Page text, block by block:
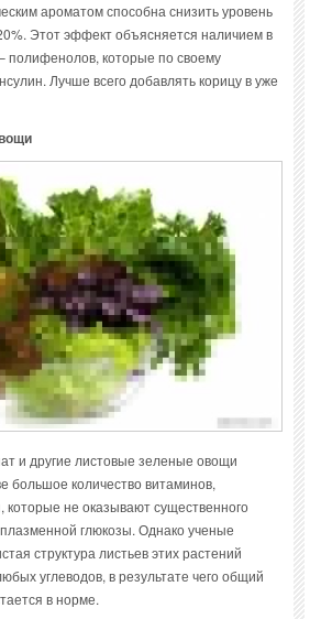
ароматом способна снизить уровень
Этот эффект объясняется наличием в
полифенолов, которые по своему
Лучше всего добавлять корицу в уже
и другие листовые зеленые овощи
большое количество витаминов,
которые не оказывают существенного
глюкозы. Однако ученые
структура листьев этих растений
углеводов, в результате чего общий
в норме.